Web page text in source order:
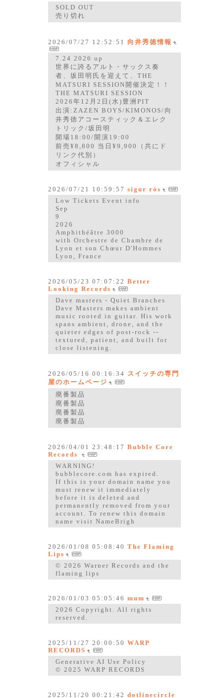
SOLD OUT
売り切れ
2026/07/27 12:52:51 向井秀徳情報
7.24 2026 up
世界に誇るアルト・サックス奏
者、坂田明氏を迎えて、THE
MATSURI SESSION開催決定！！
THE MATSURI SESSION
2026年12月2日(水)豊洲PIT
出演:ZAZEN BOYS/KIMONOS/向
井秀徳アコースティック＆エレク
トリック/坂田明
開場18:00/開演19:00
前売¥8,800 当日¥9,900（共にド
リンク代別）
オフィシャル
2026/07/21 10:59:57 sigur rós
Low Tickets Event info
Sep
9
2026
Amphithéâtre 3000
with Orchestre de Chambre de
Lyon et son Chœur D'Hommes
Lyon, France
2026/05/23 07:07:22 Better
Looking Records
Dave masters - Quiet Branches
Dave Masters makes ambient
music rooted in guitar. His work
spans ambient, drone, and the
quieter edges of post-rock --
textured, patient, and built for
close listening.
2026/05/16 00:16:34 スイッチの専門
屋のホームページ
廃番製品
廃番製品
廃番製品
廃番製品
2026/04/01 23:48:17 Bubble Core
Records
WARNING!
bubblecore.com has expired.
If this is your domain name you
must renew it immediately
before it is deleted and
permanently removed from your
account. To renew this domain
name visit NameBrigh
2026/01/08 05:08:40 The Flaming
Lips
© 2026 Warner Records and the
flaming lips
2026/01/03 05:05:46 mum
2026 Copyright. All rights
reserved.
2025/11/27 20:00:50 WARP
RECORDS
Generative AI Use Policy
© 2025 WARP RECORDS
2025/11/20 00:21:42 dotlinecircle